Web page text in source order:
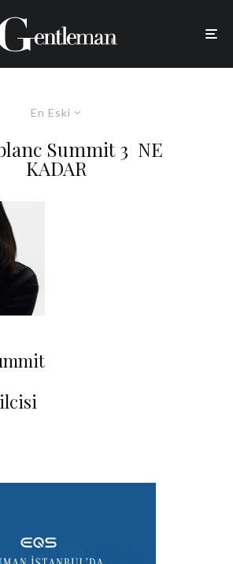
En Eski
Summit 3 NE
KADAR